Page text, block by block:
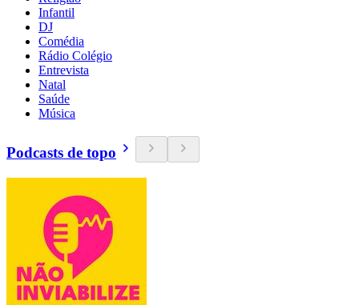
Infantil
DJ
Comédia
Rádio Colégio
Entrevista
Natal
Saúde
Música
Podcasts de topo